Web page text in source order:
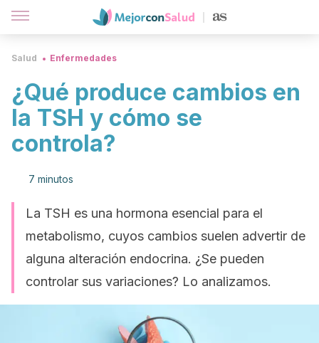
Salud Enfermedades
¿Qué produce cambios en
la TSH y cómo se
controla?
7 minutos
La TSH es una hormona esencial para el
metabolismo, cuyos cambios suelen advertir de
alguna alteración endocrina. ¿Se pueden
controlar sus variaciones? Lo analizamos.